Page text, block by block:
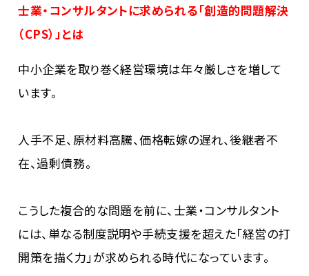
士業・コンサルタントに求められる「創造的問題解決
（CPS）」とは
中小企業を取り巻く経営環境は年々厳しさを増して
います。
人手不足、原材料高騰、価格転嫁の遅れ、後継者不
在、過剰債務――。
こうした複合的な問題を前に、士業・コンサルタント
には、単なる制度説明や手続支援を超えた「経営の打
開策を描く力」が求められる時代になっています。